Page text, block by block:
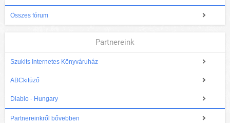
Összes fórum
Partnereink
Szukits Internetes Könyváruház
ABCkitüző
Diablo - Hungary
Partnereinkről bővebben